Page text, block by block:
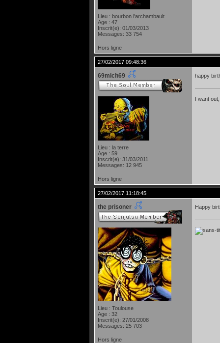
Lieu : bourbon l'archambault
Age : 47
Inscrit(e): 01/03/2013
Messages: 33 754
Hors ligne
27/02/2017 09:48:36
69mich69
Lieu : la terre
Age : 59
Inscrit(e): 31/03/2011
Messages: 12 945
happy
I want
Hors ligne
27/02/2017 11:18:45
the prisoner
Lieu : Toulouse
Age : 32
Inscrit(e): 27/01/2008
Messages: 25 703
Happy
Hors ligne